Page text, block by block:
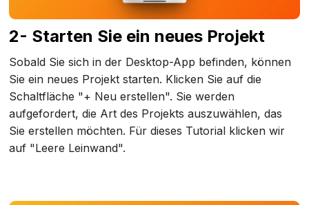
2- Starten Sie ein neues Projekt
Sobald Sie sich in der Desktop-App befinden, können
Sie ein neues Projekt starten. Klicken Sie auf die
Schaltfläche "+ Neu erstellen". Sie werden
aufgefordert, die Art des Projekts auszuwählen, das
Sie erstellen möchten. Für dieses Tutorial klicken wir
auf "Leere Leinwand".